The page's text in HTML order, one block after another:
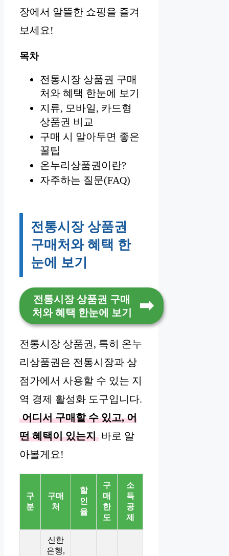
장에서 알뜰한 쇼핑을 즐겨
보세요!
목차
전통시장 상품권 구매
처와 혜택 한눈에 보기
지류, 모바일, 카드형
상품권 비교
구매 시 알아두면 좋은
꿀팁
온누리상품권이란?
자주하는 질문(FAQ)
전통시장 상품권
구매처와 혜택 한
눈에 보기
전통시장 상품권 구매
처와 혜택 한눈에 보기
전통시장 상품권, 특히 온누
리상품권은 전통시장과 상
점가에서 사용할 수 있는 지
역 경제 활성화 도구입니다.
어디서 구매할 수 있고, 어
떤 혜택이 있는지 바로 알
아볼게요!
구
분
구매
처
할
인
율
구
매
한
도
소
득
공
제
신한
은행,